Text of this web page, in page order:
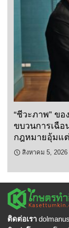
“ชีวะภาพ” ข
ขบวนการเฉือ
กฎหมายอุ้มแ
สิงหาคม 5, 2026
ติดต่อเรา